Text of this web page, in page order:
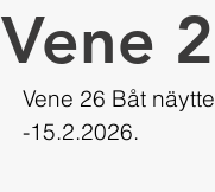
Vene
Vene 26 Båt
-15.2.2026.